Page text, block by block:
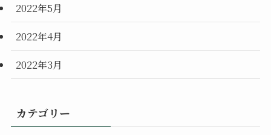
2022年5月
2022年4月
2022年3月
カテゴリー